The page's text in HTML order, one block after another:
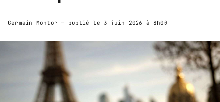
Germain Montor — publié le 3 juin 2026 à 8h00